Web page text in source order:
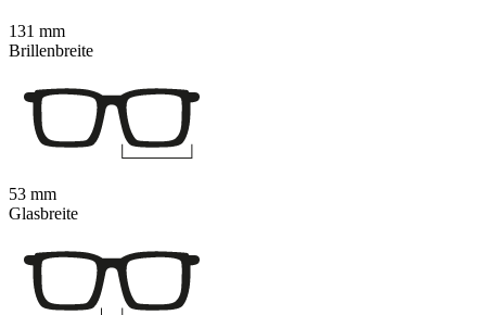
131 mm
Brillenbreite
53 mm
Glasbreite